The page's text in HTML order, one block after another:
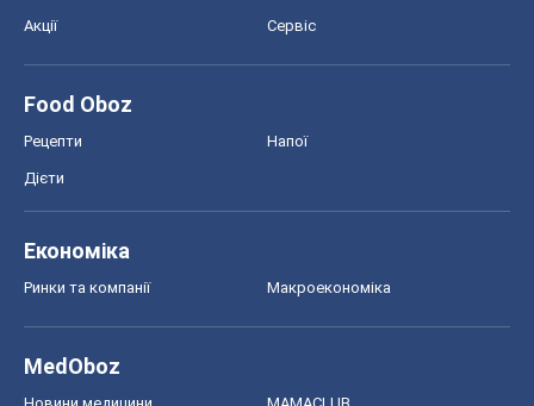
Акції Сервіс
Food Oboz
Рецепти Напої
Дієти
Економіка
Ринки та компанії Макроекономіка
MedOboz